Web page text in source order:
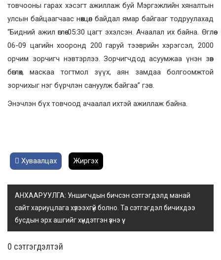
товчооны гарах хэсэгт ажиллаж буй Мэргэжлийн хяналтын
улсын байцаагчаас нөхцөл байдал ямар байгааг тодруулахад
“Бидний ажил өглөө 05:30 цагт эхэлсэн. Ачаалал их байна. Өглөө
06-09 цагийн хооронд 200 гаруй тээврийн хэрэгсэл, 2000
орчим зорчигч нэвтэрлээ. Зорчигчдод асуумжаа үнэн зөв
бөглөх, маскаа тогтмол зүүх, аян замдаа болгоомжтой
зорчихыг нэг бүрчлэн сануулж байгаа” гэв.
Энэчлэн бүх товчоод ачаалал ихтэй ажиллаж байна.
Хуваалцах Жиргэх
АНХААРУУЛГА: Уншигчдын бичсэн сэтгэгдэлд манай
сайт хариуцлага хүлээхгүй болно. Та сэтгэгдэл бичихдээ
бусдын эрх ашгийг хүндэтгэн үзнэ үү.
0 cэтгэгдэлтэй